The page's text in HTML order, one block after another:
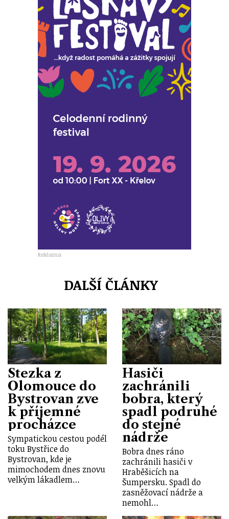
Reklama
DALŠÍ ČLÁNKY
Stezka z
Olomouce do
Bystrovan zve
k příjemné
procházce
Sympatickou cestou podél
toku Bystřice do
Bystrovan, kde je
mimochodem dnes znovu
velkým lákadlem…
Hasiči
zachránili
bobra, který
spadl podruhé
do stejné
nádrže
Bobra dnes ráno
zachránili hasiči v
Hraběšicích na
Šumpersku. Spadl do
zasněžovací nádrže a
nemohl…